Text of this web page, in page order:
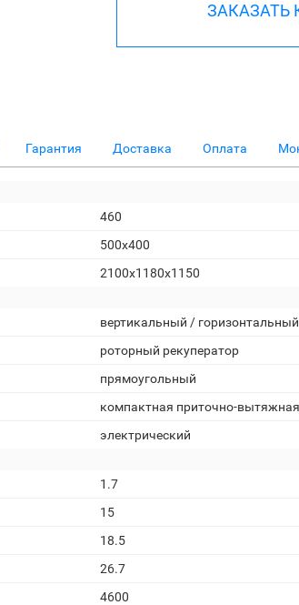
ЗАКАЗАТЬ
Гарантия Доставка Оплата
460
500x400
2100x1180x1150
вертикальный / горизонтальный
роторный рекуператор
прямоугольный
компактная приточно-вытяжная
электрический
1.7
15
18.5
26.7
4600